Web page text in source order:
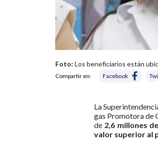
Foto: Los beneficiarios están
Compartir en: Facebook
La
gas Promotora de
de 2,6 millones
valor superior al